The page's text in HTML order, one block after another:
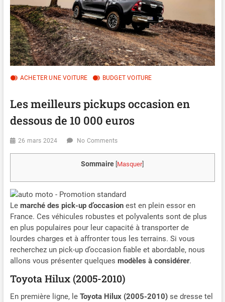
ACHETER UNE VOITURE BUDGET VOITURE
Les meilleurs pickups occasion en
dessous de 10 000 euros
26 mars 2024 No Comments
Sommaire Masquer]
Le marché des pick-up d’occasionest en plein essor en
France. Ces véhicules robustes et polyvalents sont de plus
en plus populaires pour leur capacité à transporter de
lourdes charges et à affronter tous les terrains. Si vous
recherchez un pick-up d’occasion fiable et abordable, nous
allons vous présenter quelques modèles à considérer.
Toyota Hilux (2005-2010)
En première ligne, le Toyota Hilux (2005-2010)se dresse tel